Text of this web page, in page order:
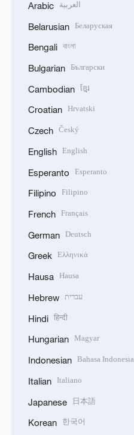
Arabic العربية
Belarusian Беларуская
Bengali বাংলা
Bulgarian Български
Cambodian ខ្មែរ
Croatian Hrvatski
Czech Český
English English
Esperanto Esperanto
Filipino Filipino
French Français
German Deutsch
Greek Ελληνικά
Hausa Hausa
Hebrew עברית
Hindi हिन्दी
Hungarian Magyar
Indonesian Bahasa Indonesia
Italian Italiano
Japanese 日本語
Korean 한국어